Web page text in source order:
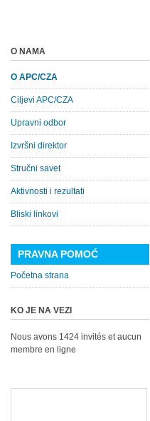
O NAMA
O APC/CZA
Ciljevi APC/CZA
Upravni odbor
Izvršni direktor
Stručni savet
Aktivnosti i rezultati
Bliski linkovi
PRAVNA POMOĆ
Početna strana
KO JE NA VEZI
Nous avons 1424 invités et aucun
membre en ligne